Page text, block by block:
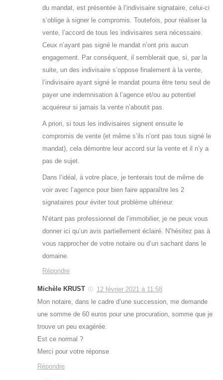
du mandat, est présentée à l’indivisaire signataire, celui-ci
s’oblige à signer le compromis. Toutefois, pour réaliser la
vente, l’accord de tous les indivisaires sera nécessaire.
Ceux n’ayant pas signé le mandat n’ont pris aucun
engagement. Par conséquent, il semblerait que, si, par la
suite, un des indivisaire s’oppose finalement à la vente,
l’indivisaire ayant signé le mandat pourra être tenu seul de
payer une indemnisation à l’agence et/ou au potentiel
acquéreur si jamais la vente n’aboutit pas.
A priori, si tous les indivisaires signent ensuite le
compromis de vente (et même s’ils n’ont pas tous signé le
mandat), cela démontre leur accord sur la vente et il n’y a
pas de sujet.
Dans l’idéal, à votre place, je tenterais tout de même de
voir avec l’agence pour bien faire apparaître les 2
signataires pour éviter tout problème ultérieur.
N’étant pas professionnel de l’immobilier, je ne peux vous
donner ici qu’un avis partiellement éclairé. N’hésitez pas à
vous rapprocher de votre notaire ou d’un sachant dans le
domaine.
Répondre
Michèle KRUST
12 février 2021 à 11:58
Mon notaire, dans le cadre d’une succession, me demande
une somme de 60 euros pour une procuration, somme que je
trouve un peu exagérée.
Est ce normal ?
Merci pour votre réponse
Répondre